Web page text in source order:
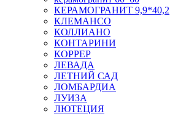
КЕРАМОГРАНИТ 9,9*40,2
КЛЕМАНСО
КОЛЛИАНО
КОНТАРИНИ
КОРРЕР
ЛЕВАДА
ЛЕТНИЙ САД
ЛОМБАРДИА
ЛУИЗА
ЛЮТЕЦИЯ